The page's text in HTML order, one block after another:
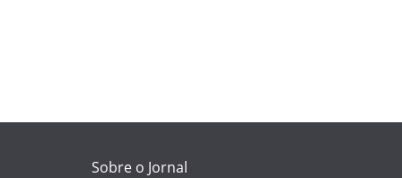
Sobre o Jornal